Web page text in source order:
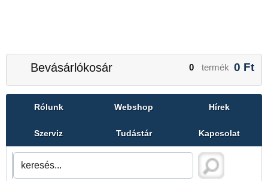
Bevásárlókosár 0 termék 0 Ft
Rólunk Webshop Hírek
Szerviz Tudástár Kapcsolat